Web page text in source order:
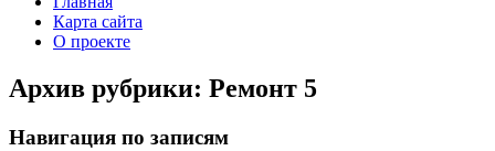
Карта сайта
О проекте
Архив рубрики: Ремонт 5
Навигация по записям